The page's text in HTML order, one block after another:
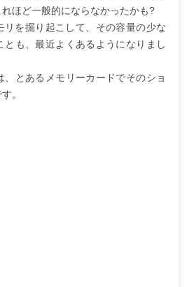
ほど一般的にならなかったかも?
リを掘り起こして、その容量の少な
も、最近よくあるようになりまし
、とあるメモリーカードでそのショ
。